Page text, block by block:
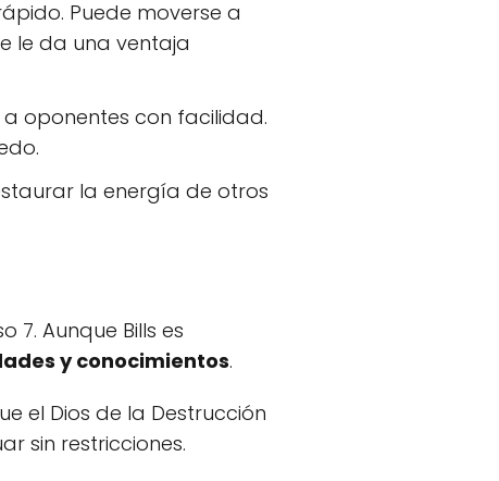
Puede moverse a
le da una ventaja
oponentes con facilidad.
la energía de otros
7. Aunque Bills es
y conocimientos.
el Dios de la Destrucción
sin restricciones.